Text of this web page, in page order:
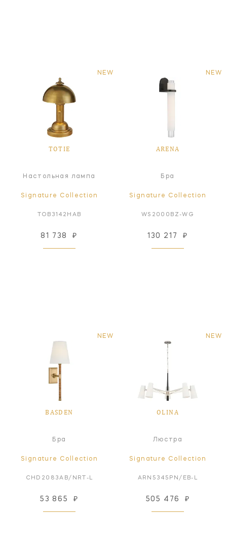
NEW
TOTIE
Настольная лампа
Signature Collection
TOB3142HAB
81 738 ₽
NEW
ARENA
Бра
Signature Collection
WS2000BZ-WG
130 217 ₽
NEW
BASDEN
Бра
Signature Collection
CHD2083AB/NRT-L
53 865 ₽
NEW
OLINA
Люстра
Signature Collection
ARN5345PN/EB-L
505 476 ₽